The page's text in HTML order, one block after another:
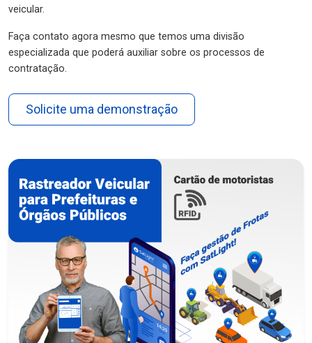
veicular.
Faça contato agora mesmo que temos uma divisão
especializada que poderá auxiliar sobre os processos de
contratação.
Solicite uma demonstração